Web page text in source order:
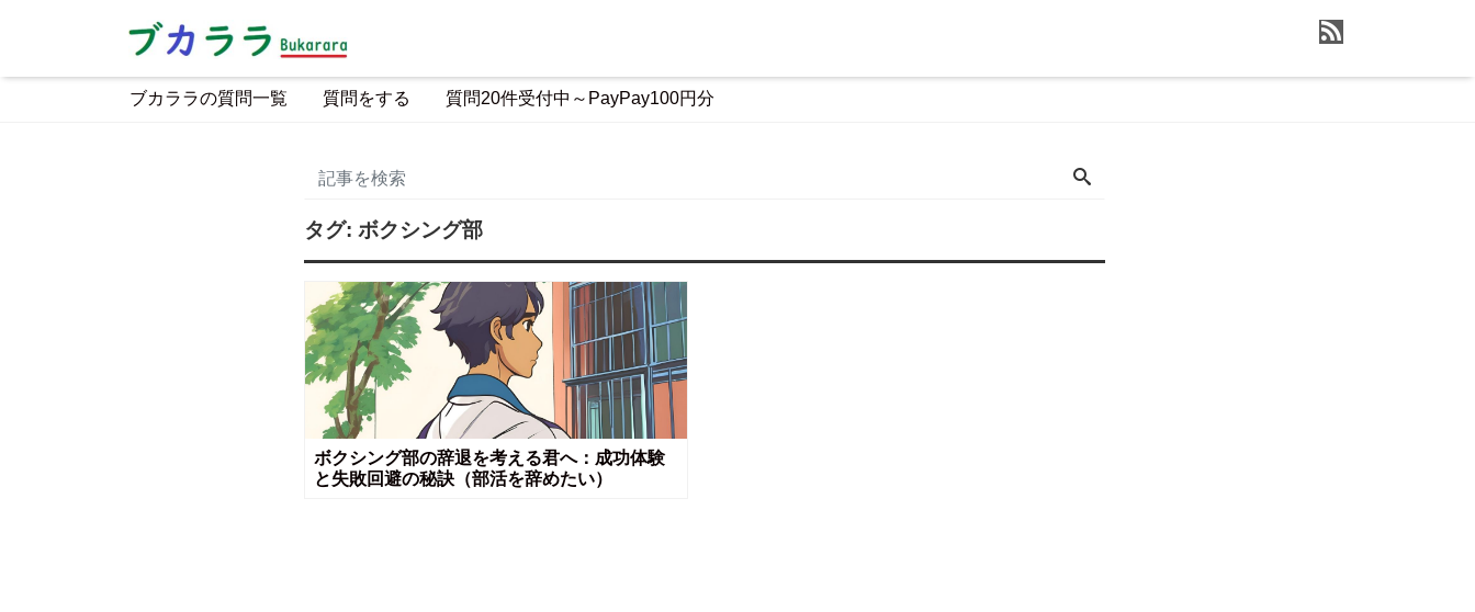
ブカララの質問一覧 質問をする 質問20件受付中～PayPay100円分
タグ: ボクシング部
ボクシング部の辞退を考える君へ：成功体験
と失敗回避の秘訣（部活を辞めたい）